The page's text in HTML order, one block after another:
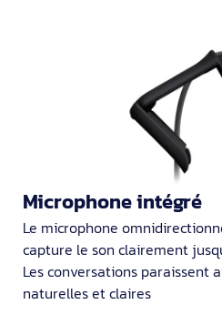
Microphone intégré
Le microphone
capture le son clairement
Les conversations paraissent
naturelles et claires